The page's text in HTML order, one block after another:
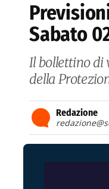
Sabato
Il bollettino di
della
Redazione